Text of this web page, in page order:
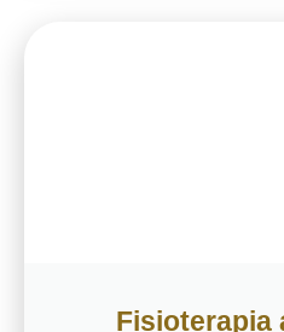
Fisioterapia